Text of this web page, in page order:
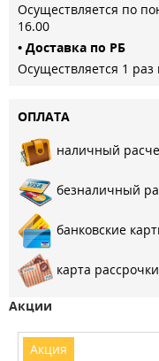
Осуществляется по
16.00
• Доставка по РБ
Осуществляется 1 раз
ОПЛАТА
наличный
безналичный
банковские
карта
Акции
Акция